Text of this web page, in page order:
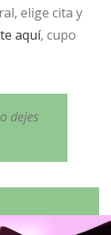
elige cita y
aquí, cupo
dejes